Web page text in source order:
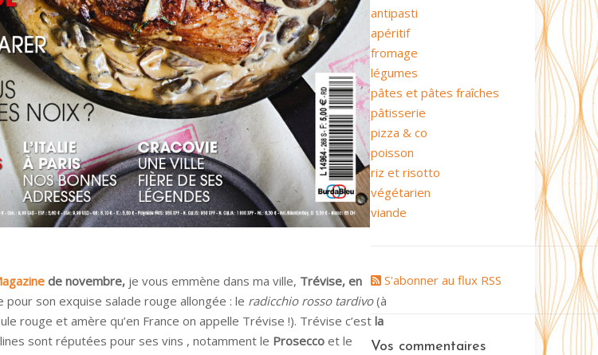
de novembre,je vous emmène dans ma ville, Trévise, en
son exquise salade rouge allongée : le radicchio rosso tardivo(à
rouge et amère qu’en France on appelle Trévise !). Trévise c’est la
sont réputées pour ses vins , notamment le Proseccoet le
antipasti
apéritif
fromage
légumes
pâtes et pâtes fraîches
pâtisserie
pizza & co
poisson
riz et risotto
végétarien
viande
S'abonner au flux RSS
Vos commentaires